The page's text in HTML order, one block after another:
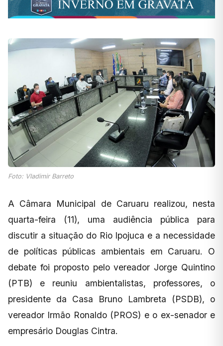
Foto: Vladimir Barreto
A Câmara Municipal de Caruaru realizou, nesta
quarta-feira (11), uma audiência pública para
discutir a situação do Rio Ipojuca e a necessidade
de políticas públicas ambientais em Caruaru. O
debate foi proposto pelo vereador Jorge Quintino
(PTB) e reuniu ambientalistas, professores, o
presidente da Casa Bruno Lambreta (PSDB), o
vereador Irmão Ronaldo (PROS) e o ex-senador e
empresário Douglas Cintra.